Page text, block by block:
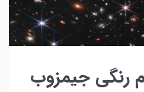
رنگی جیمزوب